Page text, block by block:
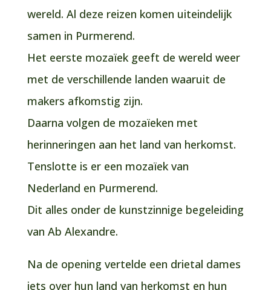
wereld. Al deze reizen komen uiteindelijk
samen in Purmerend.
Het eerste mozaïek geeft de wereld weer
met de verschillende landen waaruit de
makers afkomstig zijn.
Daarna volgen de mozaïeken met
herinneringen aan het land van herkomst.
Tenslotte is er een mozaïek van
Nederland en Purmerend.
Dit alles onder de kunstzinnige begeleiding
van Ab Alexandre.
Na de opening vertelde een drietal dames
iets over hun land van herkomst en hun